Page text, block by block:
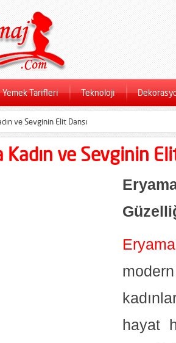
Yemek Tarifleri Teknoloji
ve Sevginin Elit Dansı
Kadın ve Sevginin
hayat